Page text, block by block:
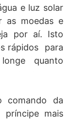
e luz solar
as moedas e
por aí. Isto
rápidos para
quanto
comando da
mais